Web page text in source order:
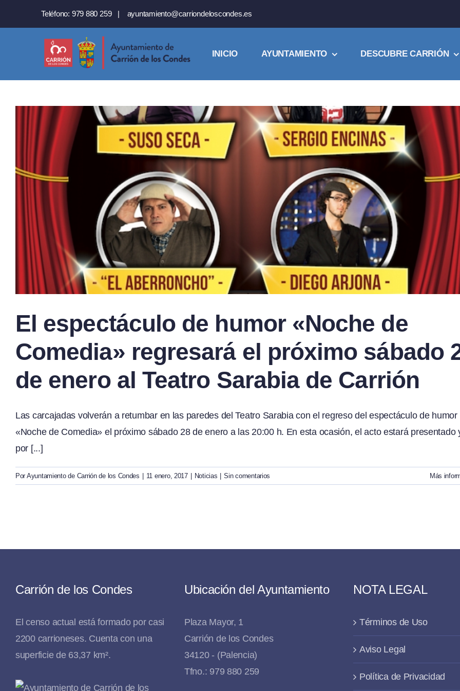
Teléfono: 979 880 259 | ayuntamiento@carriondeloscondes.es
INICIO AYUNTAMIENTO DESCUBRE CARRIÓN
El espectáculo de humor «Noche de
Comedia» regresará el próximo sábado
de enero al Teatro Sarabia de Carrión
Las carcajadas volverán a retumbar en las paredes del Teatro Sarabia con el regreso del espectáculo de humor
«Noche de Comedia» el próximo sábado 28 de enero a las 20:00 h. En esta ocasión, el acto estará presentado
por [...]
Por Ayuntamiento de Carrión de los Condes 11 enero, 2017 Noticias Sin comentarios Más
Carrión de los Condes
El censo actual está formado por casi
2200 carrioneses. Cuenta con una
superficie de 63,37 km².
Ubicación del Ayuntamiento
Plaza Mayor, 1
Carrión de los Condes
34120 - (Palencia)
Tfno.: 979 880 259
NOTA LEGAL
Términos de Uso
Aviso Legal
Política de Privacidad